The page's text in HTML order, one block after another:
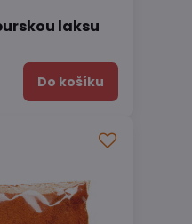
laksu
Do košíku